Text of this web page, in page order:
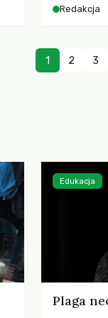
Redakcja
1 2 3
Plaga
Edukacja